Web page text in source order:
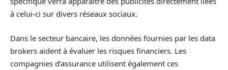
à celui-ci sur divers réseaux sociaux.
Dans le secteur bancaire, les données fournies par les data
brokers aident à évaluer les risques financiers. Les
compagnies d’assurance utilisent également ces